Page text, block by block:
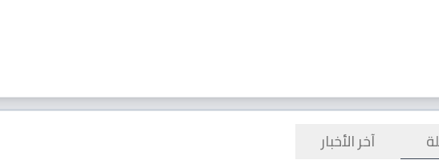
آخر الأخبار